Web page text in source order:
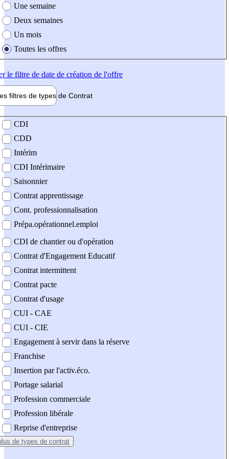
Une semaine
Deux semaines
Un mois
Toutes les offres
le filtre de date de création de l'offre
filtres de types de Contrat
contrat
CDI
CDD
Intérim
CDI Intérimaire
Saisonnier
Contrat apprentissage
Cont. professionnalisation
Prépa.opérationnel.emploi
CDI de chantier ou d'opération
Contrat d'Engagement Educatif
Contrat intermittent
Contrat pacte
Contrat d'usage
CUI - CAE
CUI - CIE
Engagement à servir dans la réserve
Franchise
Insertion par l'activ.éco.
Portage salarial
Profession commerciale
Profession libérale
Reprise d'entreprise
de types de contrat